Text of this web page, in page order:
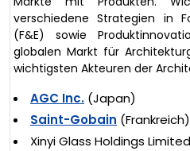
verschiedene Strategien in
(F&E) sowie
globalen Markt für
wichtigsten Akteuren der
AGC Inc. (Japan)
Saint-Gobain (Frankreich)
Xinyi Glass Holdings